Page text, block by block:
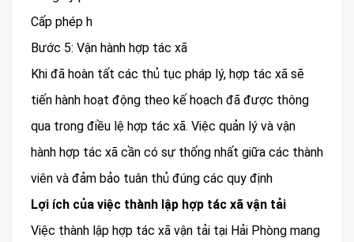
Cấp phép h
Bước 5: Vận hành hợp tác xã
Khi đã hoàn tất các thủ tục pháp lý, hợp tác xã sẽ
tiến hành hoạt động theo kế hoạch đã được thông
qua trong điều lệ hợp tác xã. Việc quản lý và vận
hành hợp tác xã cần có sự thống nhất giữa các thành
viên và đảm bảo tuân thủ đúng các quy định
Lợi ích của việc thành lập hợp tác xã vận tải
Việc thành lập hợp tác xã vận tải tại Hải Phòng mang